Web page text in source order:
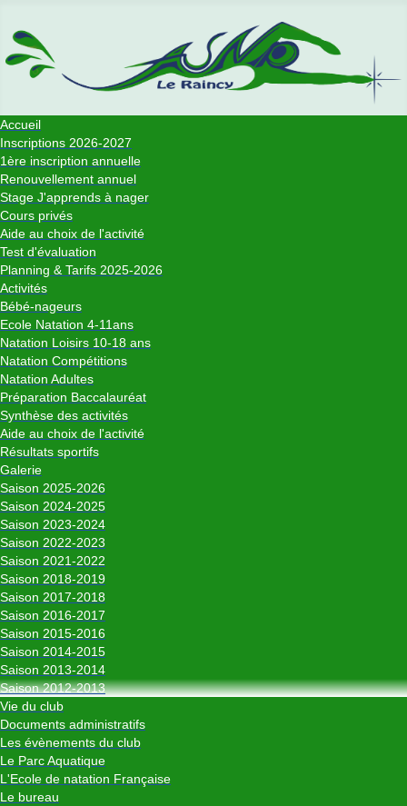
Accueil
Inscriptions 2026-2027
1ère inscription annuelle
Renouvellement annuel
Stage J'apprends à nager
Cours privés
Aide au choix de l'activité
Test d'évaluation
Planning & Tarifs 2025-2026
Activités
Bébé-nageurs
Ecole Natation 4-11ans
Natation Loisirs 10-18 ans
Natation Compétitions
Natation Adultes
Préparation Baccalauréat
Synthèse des activités
Aide au choix de l'activité
Résultats sportifs
Galerie
Saison 2025-2026
Saison 2024-2025
Saison 2023-2024
Saison 2022-2023
Saison 2021-2022
Saison 2018-2019
Saison 2017-2018
Saison 2016-2017
Saison 2015-2016
Saison 2014-2015
Saison 2013-2014
Saison 2012-2013
Vie du club
Documents administratifs
Les évènements du club
Le Parc Aquatique
L'Ecole de natation Française
Le bureau